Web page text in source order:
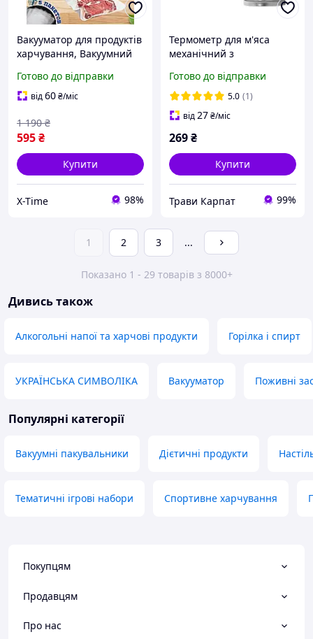
Вакууматор для продуктів
харчування, Вакуумний
режими), XTM
Готово до відправки
від60₴/міс
595₴
1 190 ₴
Купити
X-Time 98%
Термометр для м'яса
механічний з
продуктів харчування до
120 градусів Склоприлад
Готово до відправки
5.0 (1)
від27₴/міс
269₴
Купити
Трави Карпат 99%
1 2 3 ...
Показано 1 - 29 товарів з 8000+
Дивись також
Алкогольні напої та харчові продукти Горілка і спирт
УКРАЇНСЬКА СИМВОЛІКА Вакууматор Поживні
Популярні категорії
Вакуумні пакувальники Дієтичні продукти
Тематичні ігрові набори Спортивне харчування
Покупцям
Продавцям
Про нас